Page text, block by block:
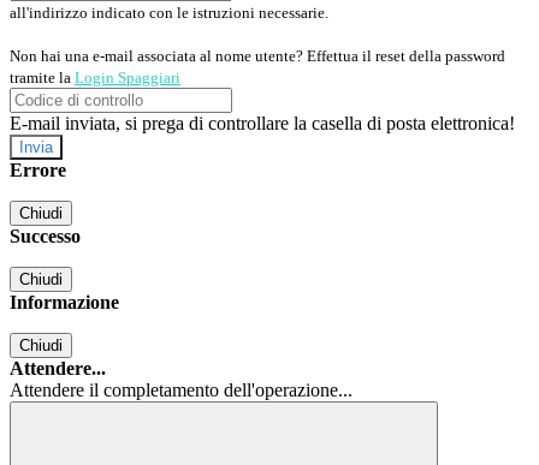
all'indirizzo indicato con le istruzioni necessarie.
Non hai una e-mail associata al nome utente? Effettua il reset della password
tramite la Login Spaggiari
E-mail inviata, si prega di controllare la casella di posta elettronica!
Errore
Chiudi
Successo
Chiudi
Informazione
Chiudi
Attendere...
Attendere il completamento dell'operazione...